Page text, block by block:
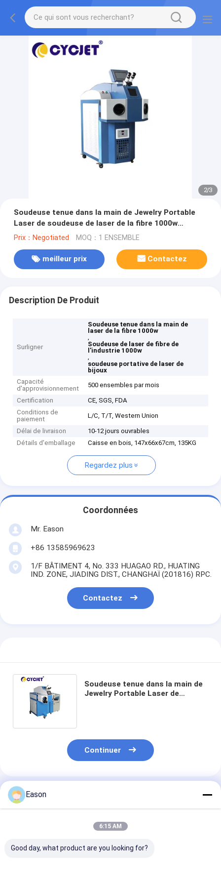
2/3
Soudeuse tenue dans la main de Jewelry Portable
Laser de soudeuse de laser de la fibre 1000w
d'industrie
Prix：Negotiated MOQ：1 ENSEMBLE
meilleur prix Contactez
Description De Produit
Surligner
Soudeuse tenue dans la main de
laser de la fibre 1000w
,
Soudeuse de laser de fibre de
l'industrie 1000w
,
soudeuse portative de laser de
bijoux
Capacité
d'approvisionnement
500 ensembles par mois
Certification
CE, SGS, FDA
Conditions de
paiement
L/C, T/T, Western Union
Délai de livraison
10-12 jours ouvrables
Détails d'emballage
Caisse en bois, 147x66x67cm, 135KG
Regardez plus
Coordonnées
Mr. Eason
+86 13585969623
1/F BÂTIMENT 4, No. 333 HUAGAO RD., HUATING
IND. ZONE, JIADING DIST., CHANGHAÏ (201816) RPC.
Contactez
Soudeuse tenue dans la main de
Jewelry Portable Laser de
Continuer
Produits Recommandés
Eason
6:15 AM
Good day, what product are you looking for?